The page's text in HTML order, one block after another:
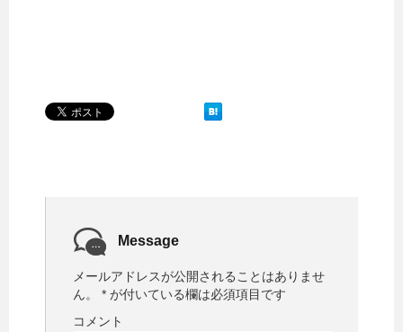
Message
メールアドレスが公開されることはありませ
ん。
* が付いている欄は必須項目です
コメント